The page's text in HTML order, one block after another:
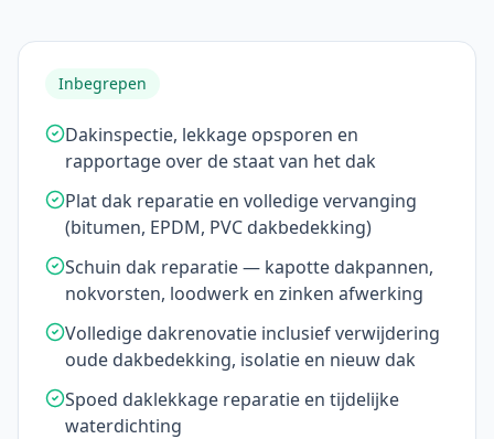
Inbegrepen
Dakinspectie, lekkage opsporen en
rapportage over de staat van het dak
Plat dak reparatie en volledige vervanging
(bitumen, EPDM, PVC dakbedekking)
Schuin dak reparatie — kapotte dakpannen,
nokvorsten, loodwerk en zinken afwerking
Volledige dakrenovatie inclusief verwijdering
oude dakbedekking, isolatie en nieuw dak
Spoed daklekkage reparatie en tijdelijke
waterdichting